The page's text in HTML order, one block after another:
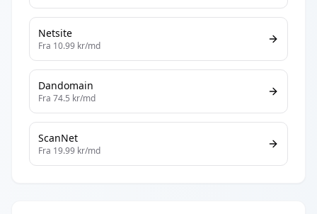
Netsite
Fra 10.99 kr/md
Dandomain
Fra 74.5 kr/md
ScanNet
Fra 19.99 kr/md